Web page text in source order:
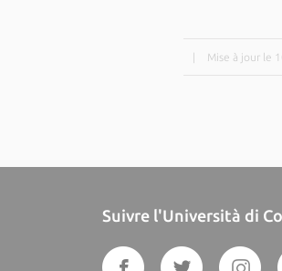
Mise à jour le
Suivre l'Università di